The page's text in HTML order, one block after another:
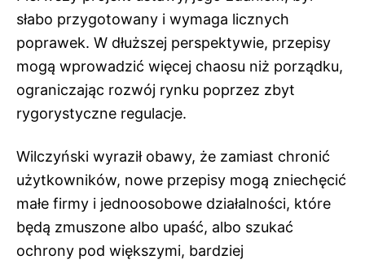
słabo przygotowany i wymaga licznych
poprawek. W dłuższej perspektywie, przepisy
mogą wprowadzić więcej chaosu niż porządku,
ograniczając rozwój rynku poprzez zbyt
rygorystyczne regulacje.
Wilczyński wyraził obawy, że zamiast chronić
użytkowników, nowe przepisy mogą zniechęcić
małe firmy i jednoosobowe działalności, które
będą zmuszone albo upaść, albo szukać
ochrony pod większymi, bardziej